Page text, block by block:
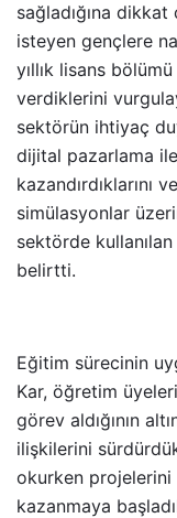
sağladığına
isteyen gençlere
yıllık lisans
verdiklerini
sektörün ihtiyaç
dijital pazarlama
kazandırdıklarını
simülasyonlar
sektörde
belirtti.
Eğitim sürecinin
Kar, öğretim
görev aldığının
ilişkilerini
okurken
kazanmaya